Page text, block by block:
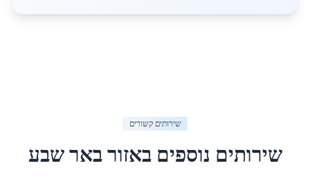
שירותים קשורים
שירותים נוספים באזורבאר שבע